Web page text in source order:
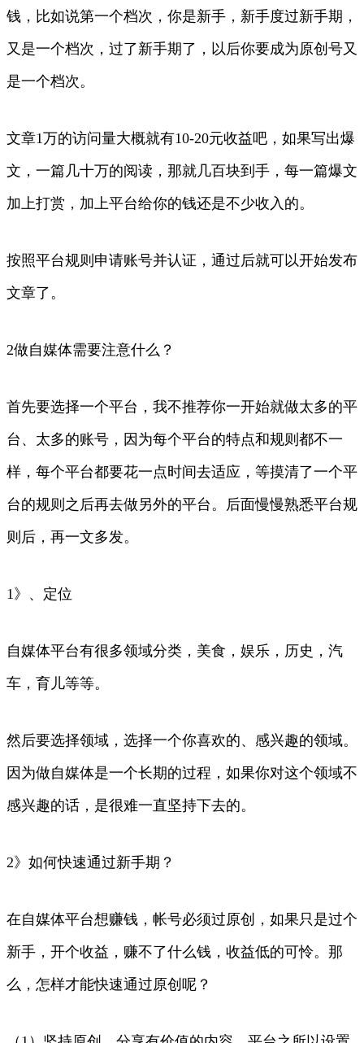
钱，比如说第一个档次，你是新手，新手度过新手期，
又是一个档次，过了新手期了，以后你要成为原创号又
是一个档次。
文章1万的访问量大概就有10-20元收益吧，如果写出爆
文，一篇几十万的阅读，那就几百块到手，每一篇爆文
加上打赏，加上平台给你的钱还是不少收入的。
按照平台规则申请账号并认证，通过后就可以开始发布
文章了。
2做自媒体需要注意什么？
首先要选择一个平台，我不推荐你一开始就做太多的平
台、太多的账号，因为每个平台的特点和规则都不一
样，每个平台都要花一点时间去适应，等摸清了一个平
台的规则之后再去做另外的平台。后面慢慢熟悉平台规
则后，再一文多发。
1》、定位
自媒体平台有很多领域分类，美食，娱乐，历史，汽
车，育儿等等。
然后要选择领域，选择一个你喜欢的、感兴趣的领域。
因为做自媒体是一个长期的过程，如果你对这个领域不
感兴趣的话，是很难一直坚持下去的。
2》如何快速通过新手期？
在自媒体平台想赚钱，帐号必须过原创，如果只是过个
新手，开个收益，赚不了什么钱，收益低的可怜。那
么，怎样才能快速通过原创呢？